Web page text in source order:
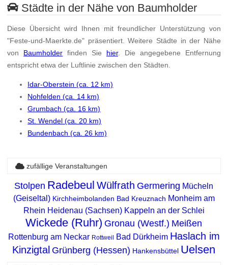
Städte in der Nähe von Baumholder
Diese Übersicht wird Ihnen mit freundlicher Unterstützung von
"Feste-und-Maerkte.de" präsentiert. Weitere Städte in der Nähe
von Baumholder finden Sie hier. Die angegebene Entfernung
entspricht etwa der Luftlinie zwischen den Städten.
Idar-Oberstein (ca. 12 km)
Nohfelden (ca. 14 km)
Grumbach (ca. 16 km)
St. Wendel (ca. 20 km)
Bundenbach (ca. 26 km)
zufällige Veranstaltungen
Stolpen Radebeul Wülfrath Germering Mücheln
(Geiseltal) Kirchheimbolanden Bad Kreuznach Monheim am
Rhein Heidenau (Sachsen) Kappeln an der Schlei
Wickede (Ruhr) Gronau (Westf.) Meißen
Rottenburg am Neckar Rottweil Bad Dürkheim Haslach im
Kinzigtal Grünberg (Hessen) Hankensbüttel Uelsen